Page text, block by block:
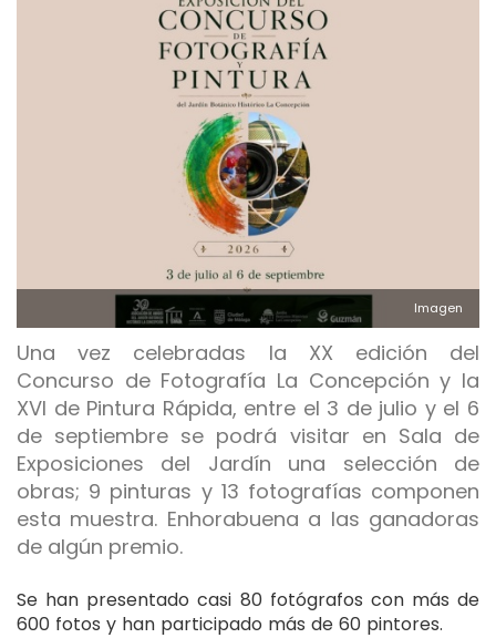
Imagen
Una vez celebradas la XX edición del
Concurso de Fotografía La Concepción y la
XVI de Pintura Rápida, entre el 3 de julio y el 6
de septiembre se podrá visitar en Sala de
Exposiciones del Jardín una selección de
obras; 9 pinturas y 13 fotografías componen
esta muestra. Enhorabuena a las ganadoras
de algún premio.
Se han presentado casi 80 fotógrafos con más de
600 fotos y han participado más de 60 pintores.